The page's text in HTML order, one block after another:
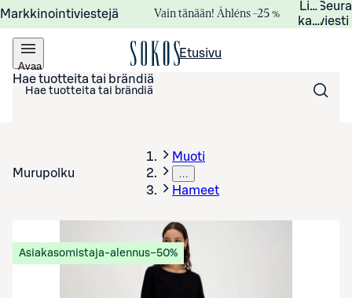
Markkinointiviestejä Vain tänään! Åhléns –25 %
viesti
Avaa
valikko
Etusivu
Hae tuotteita tai brändiä
Murupolku
Muoti
…
Hameet
Asiakasomistaja-alennus−50%